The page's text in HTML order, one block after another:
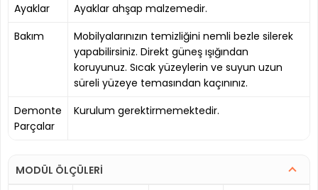
Ayaklar
Ayaklar ahşap malzemedir.
Bakım
Mobilyalarınızın temizliğini nemli bezle silerek
yapabilirsiniz. Direkt güneş ışığından
koruyunuz. Sıcak yüzeylerin ve suyun uzun
süreli yüzeye temasından kaçınınız.
Demonte
Parçalar
Kurulum gerektirmemektedir.
MODÜL ÖLÇÜLERİ